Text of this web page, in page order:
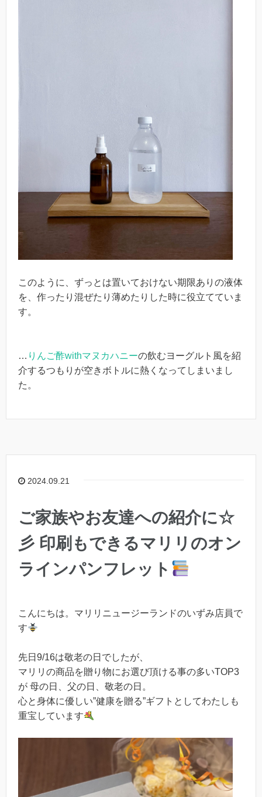
このように、ずっとは置いておけない期限ありの液体
を、作ったり混ぜたり薄めたりした時に役立てていま
す。
… りんご酢withマヌカハニーの飲むヨーグルト風を紹
介するつもりが空きボトルに熱くなってしまいまし
た。
2024.09.21
ご家族やお友達への紹介に☆
彡 印刷もできるマリリのオン
ラインパンフレット
こんにちは。マリリニュージーランドのいずみ店員で
す
先日9/16は敬老の日でしたが、
マリリの商品を贈り物にお選び頂ける事の多いTOP3
が 母の日、父の日、敬老の日。
心と身体に優しい”健康を贈る”ギフトとしてわたしも
重宝しています